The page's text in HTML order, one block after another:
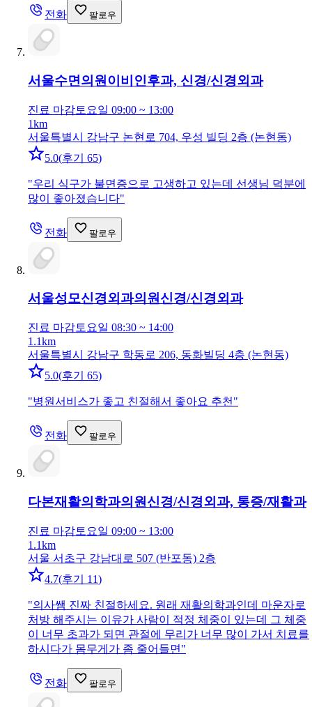
전화 팔로우
서울수면의원 이비인후과, 신경/신경외과
진료 마감토요일 09:00 ~ 13:00
1km
서울특별시 강남구 논현로 704, 우성 빌딩 2층 (논현동)
5.0(후기 65)
"우리 식구가 불면증으로 고생하고 있는데 선생님 덕분에
많이 좋아졌습니다"
전화 팔로우
서울성모신경외과의원신경/신경외과
진료 마감토요일 08:30 ~ 14:00
1.1km
서울특별시 강남구 학동로 206, 동화빌딩 4층 (논현동)
5.0(후기 65)
"병원서비스가 좋고 친절해서 좋아요 추천 "
전화 팔로우
다본재활의학과의원신경/신경외과, 통증/재활과
진료 마감토요일 09:00 ~ 13:00
1.1km
서울 서초구 강남대로 507 (반포동) 2층
4.7(후기 11)
"의사쌤 진짜 친절하세요. 원래 재활의학과인데 마운자로
처방 해주시는 이유가 사람이 적정 체중이 있는데 그 체중
이 너무 초과가 되면 관절에 무리가 너무 많이 가서 치료를
하시다가 몸무게가 좀 줄어들면 "
전화 팔로우